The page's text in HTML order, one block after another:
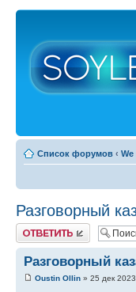
Список форумов ‹ We
Разговорный
Ответить
Разговорный
Oustin Ollin » 25 дек